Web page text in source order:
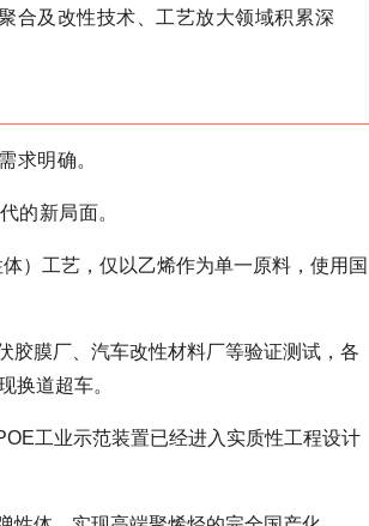
合及改性技术、工艺放大领域积累深
求明确。
的新局面。
）工艺，仅以乙烯作为单一原料，使用国
胶膜厂、汽车改性材料厂等验证测试，各
换道超车。
工业示范装置已经进入实质性工程设计